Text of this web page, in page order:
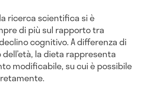
ricerca scientifica si è
di più sul rapporto tra
cognitivo. A differenza di
la dieta rappresenta
modificabile, su cui è possibile